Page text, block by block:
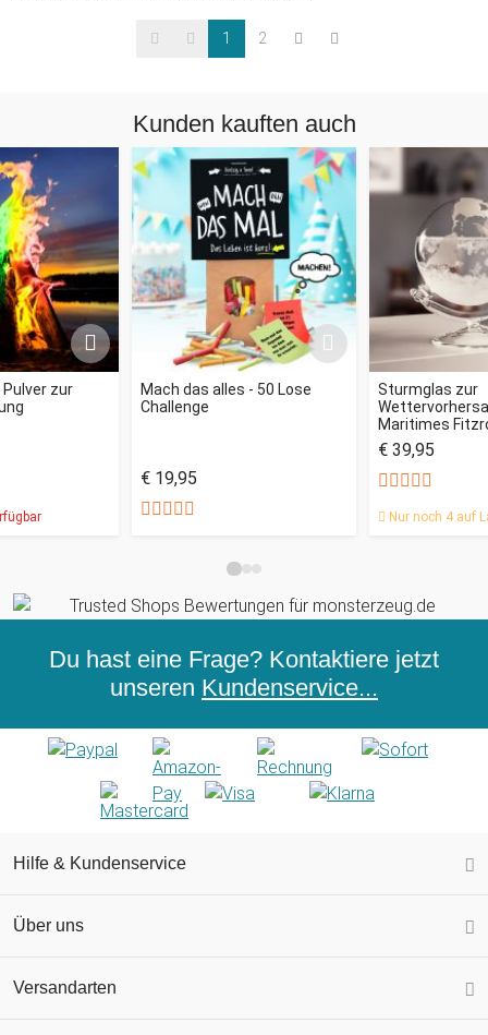
1 2
Kunden kauften auch
zur
Mach das alles - 50 Lose
Challenge
€ 19,95
Sturmglas zur
Maritimes
€ 39,95
Nur noch 4 auf
Du hast eine Frage? Kontaktiere jetzt
unseren Kundenservice...
Hilfe & Kundenservice
Über uns
Versandarten